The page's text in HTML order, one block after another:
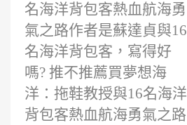
名海洋背包客熱血航海勇
氣之路作者是蘇達貞與16
名海洋背包客，寫得好
嗎? 推不推薦買夢想海
洋：拖鞋教授與16名海洋
背包客熱血航海勇氣之路